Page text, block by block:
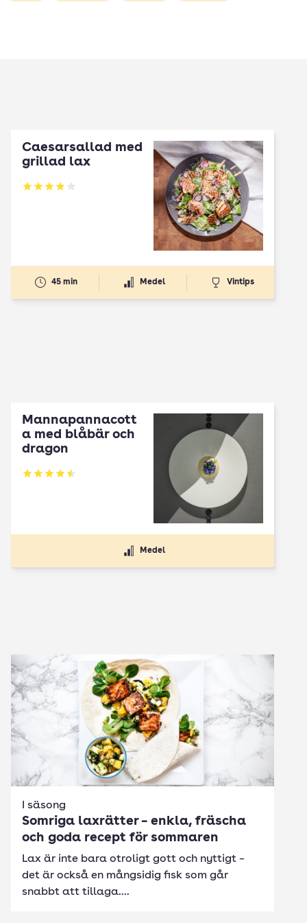
Caesarsallad med
grillad lax
Betyg: 3.89 av 5
45 min Medel Vintips
Mannapannacott
a med blåbär och
dragon
Betyg: 4.5 av 5
Medel
I säsong
Somriga laxrätter – enkla, fräscha
och goda recept för sommaren
Lax är inte bara otroligt gott och nyttigt –
det är också en mångsidig fisk som går
snabbt att tillaga....